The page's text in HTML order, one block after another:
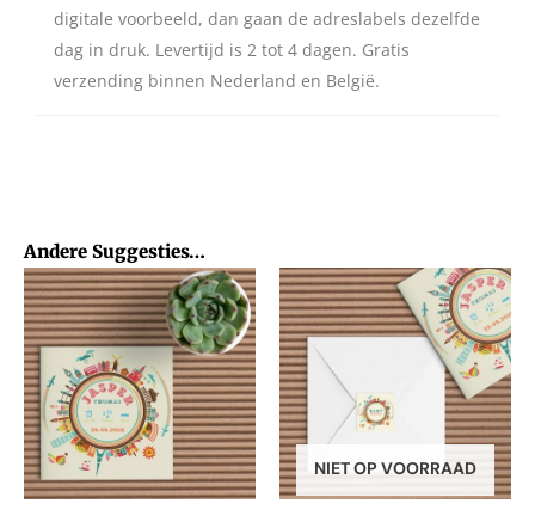
digitale voorbeeld, dan gaan de adreslabels dezelfde
dag in druk. Levertijd is 2 tot 4 dagen. Gratis
verzending binnen Nederland en België.
Andere Suggesties…
NIET OP VOORRAAD